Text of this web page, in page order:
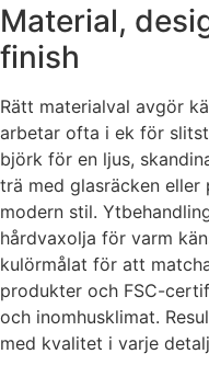
Material,
finish
Rätt materialval avgör
arbetar ofta i ek för
björk för en ljus,
trä med glasräcken
modern stil.
hårdvaxolja för varm
kulörmålat för att
produkter och FSC-
och inomhusklimat.
med kvalitet i varje